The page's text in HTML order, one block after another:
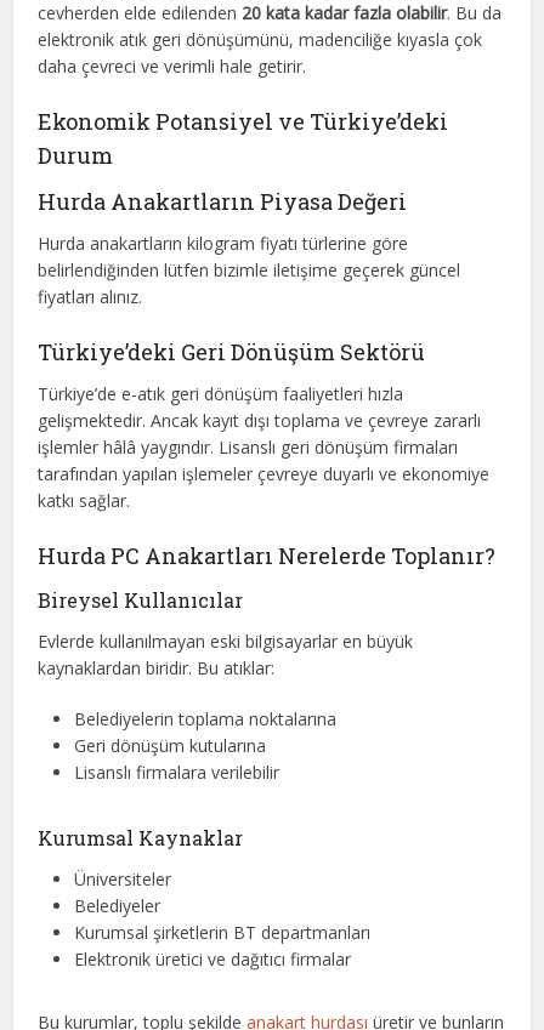
cevherden elde edilenden 20 kata kadar fazla olabilir. Bu da
elektronik atık geri dönüşümünü, madenciliğe kıyasla çok
daha çevreci ve verimli hale getirir.
Ekonomik Potansiyel ve Türkiye’deki
Durum
Hurda Anakartların Piyasa Değeri
Hurda anakartların kilogram fiyatı türlerine göre
belirlendiğinden lütfen bizimle iletişime geçerek güncel
fiyatları alınız.
Türkiye’deki Geri Dönüşüm Sektörü
Türkiye’de e-atık geri dönüşüm faaliyetleri hızla
gelişmektedir. Ancak kayıt dışı toplama ve çevreye zararlı
işlemler hâlâ yaygındır. Lisanslı geri dönüşüm firmaları
tarafından yapılan işlemeler çevreye duyarlı ve ekonomiye
katkı sağlar.
Hurda PC Anakartları Nerelerde Toplanır?
Bireysel Kullanıcılar
Evlerde kullanılmayan eski bilgisayarlar en büyük
kaynaklardan biridir. Bu atıklar:
Belediyelerin toplama noktalarına
Geri dönüşüm kutularına
Lisanslı firmalara verilebilir
Kurumsal Kaynaklar
Üniversiteler
Belediyeler
Kurumsal şirketlerin BT departmanları
Elektronik üretici ve dağıtıcı firmalar
Bu kurumlar, toplu şekildeanakart hurdası üretir ve bunların